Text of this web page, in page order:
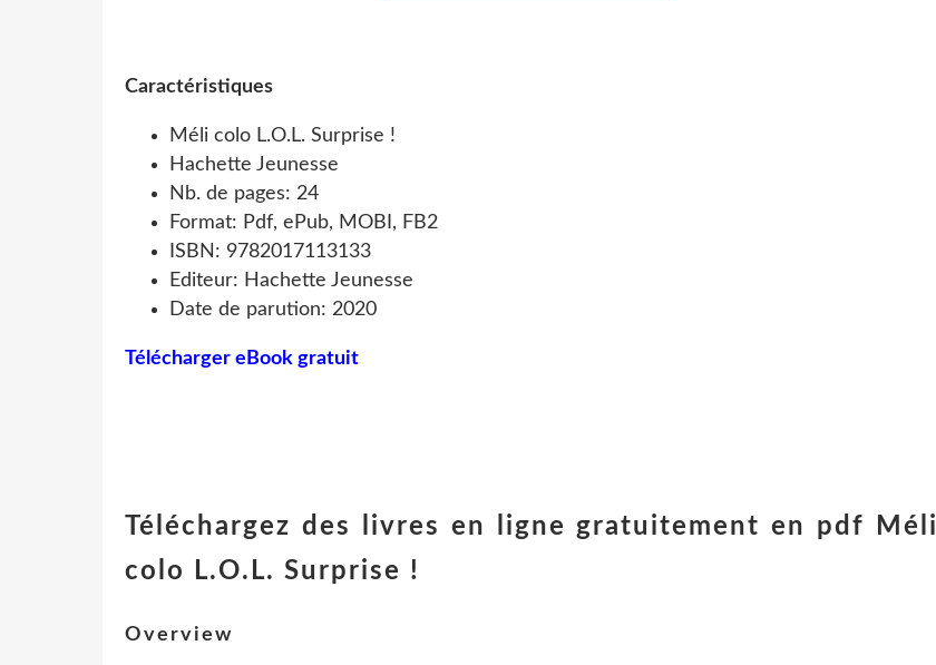
Caractéristiques
Méli colo L.O.L. Surprise !
Hachette Jeunesse
Nb. de pages: 24
Format: Pdf, ePub, MOBI, FB2
ISBN: 9782017113133
Editeur: Hachette Jeunesse
Date de parution: 2020
Télécharger eBook gratuit
Téléchargez des livres en ligne gratuitement en pdf Méli
colo L.O.L. Surprise !
Overview